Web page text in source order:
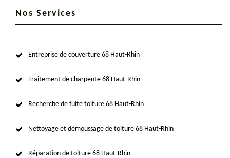
Nos Services
Entreprise de couverture 68 Haut-Rhin
Traitement de charpente 68 Haut-Rhin
Recherche de fuite toiture 68 Haut-Rhin
Nettoyage et démoussage de toiture 68 Haut-Rhin
Réparation de toiture 68 Haut-Rhin